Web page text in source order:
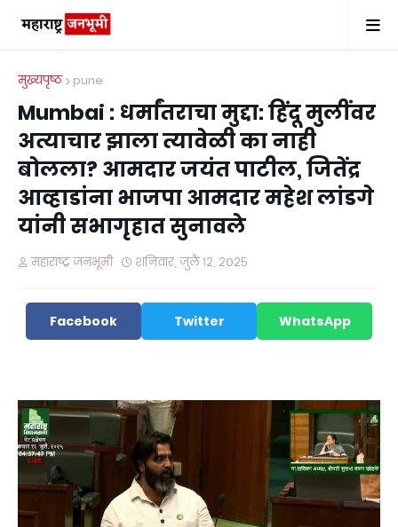
मुख्यपृष्ठ pune
Mumbai : धर्मांतराचा मुद्दा: हिंदू मुलींवर
अत्याचार झाला त्यावेळी का नाही
बोलला? आमदार जयंत पाटील, जितेंद्र
आव्हाडांना भाजपा आमदार महेश लांडगे
यांनी सभागृहात सुनावले
महाराष्ट्र जनभूमी शनिवार, जुलै १२, २०२५
Facebook Twitter WhatsApp